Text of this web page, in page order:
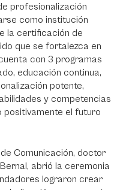
profesionalización
como institución
la certificación de
que se fortalezca en
con 3 programas
educación continua,
potente,
y competencias
positivamente el futuro
Comunicación, doctor
abrió la ceremonia
lograron crear